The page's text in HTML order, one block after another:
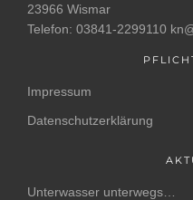
23966 Wismar
Telefon: 03841-2299110
Impressum
Datenschutzerklärung
Unterwasser unterwegs…